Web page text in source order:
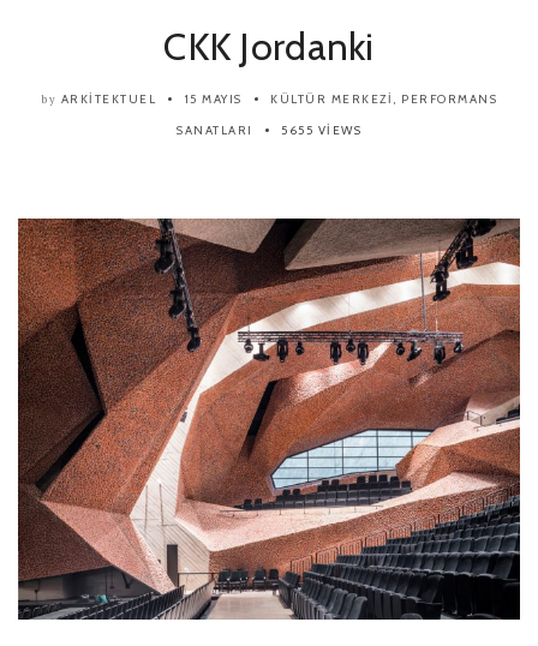
CKK Jordanki
by ARKITEKTUEL 15 MAYIS KÜLTÜR MERKEZI , PERFORMANS
SANATLARI
5655 VIEWS